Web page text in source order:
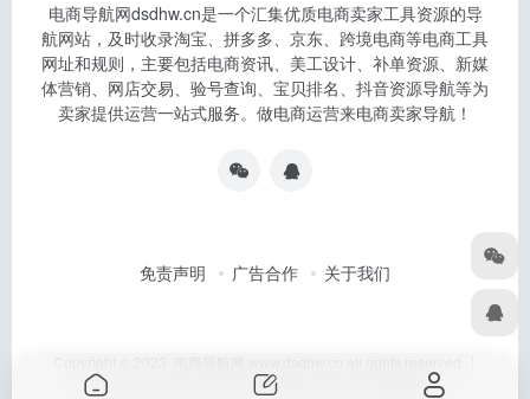
电商导航网dsdhw.cn是一个汇集优质电商卖家工具资源的导
航网站，及时收录淘宝、拼多多、京东、跨境电商等电商工具
网址和规则，主要包括电商资讯、美工设计、补单资源、新媒
体营销、网店交易、验号查询、宝贝排名、抖音资源导航等为
卖家提供运营一站式服务。做电商运营来电商卖家导航！
免责声明 广告合作 关于我们
本站所有文章和站点采集于互联网如有侵权联系客服删除